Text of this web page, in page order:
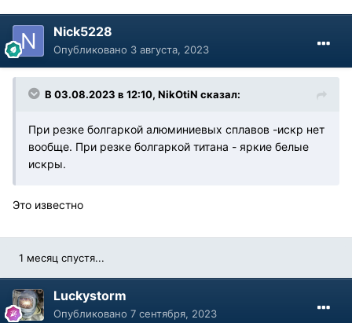
Nick5228
Опубликовано 3 августа, 2023
В 03.08.2023 в 12:10, NikOtiN сказал:
При резке болгаркой алюминиевых сплавов -искр нет
вообще. При резке болгаркой титана - яркие белые
искры.
Это известно
1 месяц спустя...
Luckystorm
Опубликовано 7 сентября, 2023